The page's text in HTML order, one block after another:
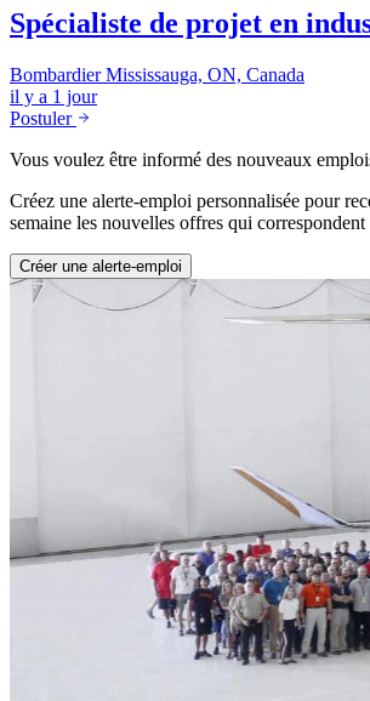
Spécialiste de projet en
Bombardier Mississauga, ON, Canada
il y a 1 jour
Postuler
Vous voulez être informé des nouveaux
Créez une alerte-emploi personnalisée pour
semaine les nouvelles offres qui
Créer une alerte-emploi